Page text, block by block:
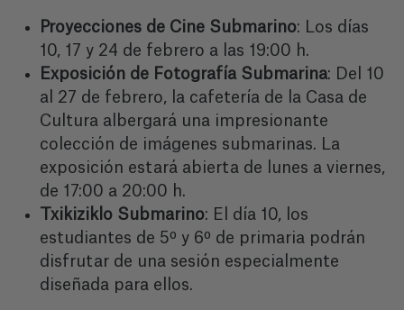
Proyecciones de Cine Submarino: Los días
10, 17 y 24 de febrero a las 19:00 h.
Exposición de Fotografía Submarina: Del 10
al 27 de febrero, la cafetería de la Casa de
Cultura albergará una impresionante
colección de imágenes submarinas. La
exposición estará abierta de lunes a viernes,
de 17:00 a 20:00 h.
Txikiziklo Submarino: El día 10, los
estudiantes de 5º y 6º de primaria podrán
disfrutar de una sesión especialmente
diseñada para ellos.